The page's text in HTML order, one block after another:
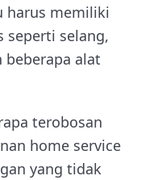
harus memiliki
seperti selang,
beberapa alat
terobosan
home service
yang tidak